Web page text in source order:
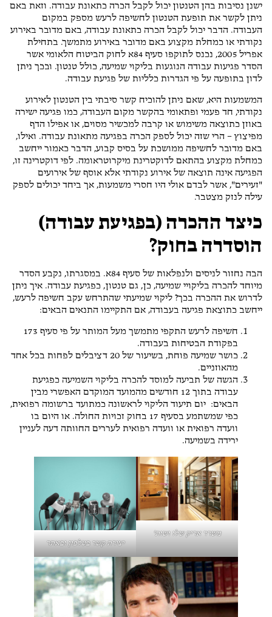
ישנן נסיבות בהן הטנטון יכול לקבל הכרה כתאונת עבודה. וזאת באם
ניתן לקשר את תופעת הטנטון לחשיפה לרעש מספק במקום
העבודה. הדבר יכול לקבל הכרה כתאונת עבודה, באם מדובר באירוע
נקודתי או כמחלת מקצוע באם מדובר באירוע מתמשך. בתחילת
אפריל 2005, נכנס לתוקפו סעיף 84א לחוק הביטוח הלאומי אשר
הסדר פגיעות עבודה הנוגעות בליקוי שמיעה, כולל טנטון. ובכך ניתן
לדון בתופעה על פי הגדרות כלליות של פגיעת עבודה.
המשמעות היא, שאם ניתן להוכיח קשר סיבתי בין הטנטון לאירוע
נקודתי, חד פעמי ופתאומי בהקשר מקום העבודה, כמו פגיעה ישירה
באוזן כתוצאה משימוש או קרבה למכשיר מסוים, או אפילו הדף
מפיצוץ – הרי שזה יכול לספק הכרה בפגיעה מתאונת עבודה. ואילו,
באם מדובר לחשיפה ממושכת על בסיס קבוע, הדבר כאמור ייחשב
כמחלת מקצוע בהתאם לדוקטרינת מיקרוטראומה. לפי דוקטרינה זו,
הפגיעה אינה תוצאה של אירוע נקודתי אלא אוסף של אירועים
"זעירים", אשר לבדם אולי היו חסרי משמעות, אך ביחד יכולים לספק
עילה לנזק מצטבר.
כיצד ההכרה (בפגיעת עבודה)
הוסדרה בחוק?
הבה נחזור לניסים ולנפלאות של סעיף 84א. במסגרתו, נקבע הסדר
מיוחד להכרה בליקויי שמיעה, כן, גם טנטון, כפגיעת עבודה. איך ניתן
לדרוש את ההכרה בכך? ליקוי שמיעתי שהתרחש עקב חשיפה לרעש,
ייחשב כתוצאת פגיעה בעבודה, אם התקיימו התנאים הבאים:
חשיפה לרעש התקפי מתמשך מעל המותר על פי סעיף 173
בפקודת הבטיחות בעבודה.
כושר שמיעה פוחת, בשיעור של 20 דציבלים לפחות בכל אחד
מהאוזניים.
הגשה של תביעה למוסד להכרה בליקוי השמיעה כפגיעת
עבודה בתוך 12 חודשים מהמועד המוקדם האפשרי מבין
הבאים: יום תיעוד הליקוי לראשונה כמתועד ברשומה רפואית,
כפי שמשתמע בסעיף 17 בחוק זכויות החולה. או היום בו
וועדה רפואית או וועדה רפואית לעררים החוותה דעה לעניין
ירידה בשמיעה.
משרד אריק שלו ושות'
יצירת קשר בטלפון ובאתר